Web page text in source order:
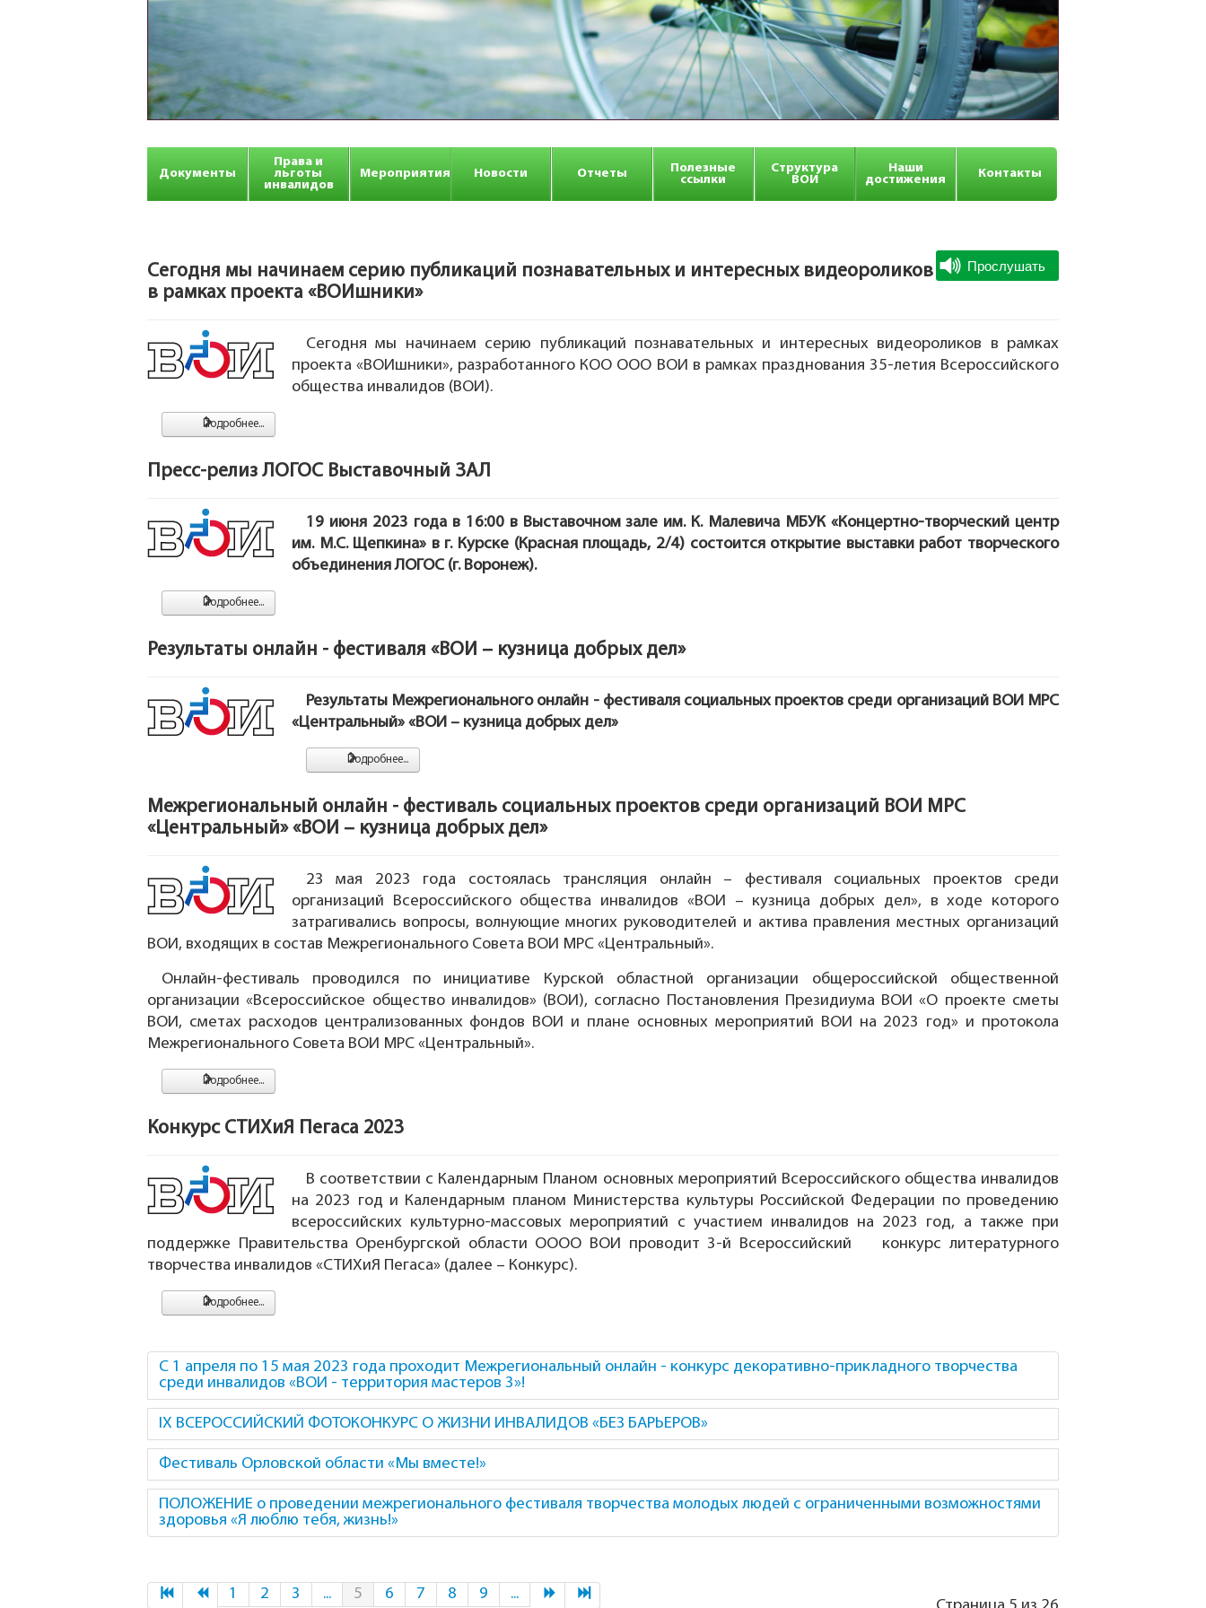
Документы
Права и
льготы
инвалидов
Мероприятия Новости Отчеты
Полезные
ссылки
Структура
ВОИ
Наши
достижения
Контакты
Сегодня мы начинаем серию публикаций познавательных и интересных видеороликов
в рамках проекта «ВОИшники»
Сегодня мы начинаем серию публикаций познавательных и интересных видеороликов в рамках
проекта «ВОИшники», разработанного КОО ООО ВОИ в рамках празднования 35-летия Всероссийского
общества инвалидов (ВОИ).
Подробнее...
Пресс-релиз ЛОГОС Выставочный ЗАЛ
19 июня 2023 года в 16:00 в Выставочном зале им. К. Малевича МБУК «Концертно-творческий центр
им. М.С. Щепкина» в г. Курске (Красная площадь, 2/4) состоится открытие выставки работ творческого
объединения ЛОГОС (г. Воронеж).
Подробнее...
Результаты онлайн - фестиваля «ВОИ – кузница добрых дел»
Результаты Межрегионального онлайн - фестиваля социальных проектов среди организаций ВОИ МРС
«Центральный» «ВОИ – кузница добрых дел»
Подробнее...
Межрегиональный онлайн - фестиваль социальных проектов среди организаций ВОИ МРС
«Центральный» «ВОИ – кузница добрых дел»
23 мая 2023 года состоялась трансляция онлайн – фестиваля социальных проектов среди
организаций Всероссийского общества инвалидов «ВОИ – кузница добрых дел», в ходе которого
затрагивались вопросы, волнующие многих руководителей и актива правления местных организаций
ВОИ, входящих в состав Межрегионального Совета ВОИ МРС «Центральный».
Онлайн-фестиваль проводился по инициативе Курской областной организации общероссийской общественной
организации «Всероссийское общество инвалидов» (ВОИ), согласно Постановления Президиума ВОИ «О проекте сметы
ВОИ, сметах расходов централизованных фондов ВОИ и плане основных мероприятий ВОИ на 2023 год» и протокола
Межрегионального Совета ВОИ МРС «Центральный».
Подробнее...
Конкурс СТИХиЯ Пегаса 2023
В соответствии с Календарным Планом основных мероприятий Всероссийского общества инвалидов
на 2023 год и Календарным планом Министерства культуры Российской Федерации по проведению
всероссийских культурно-массовых мероприятий с участием инвалидов на 2023 год, а также при
поддержке Правительства Оренбургской области ОООО ВОИ проводит 3-й Всероссийский конкурс литературного
творчества инвалидов «СТИХиЯ Пегаса» (далее – Конкурс).
Подробнее...
С 1 апреля по 15 мая 2023 года проходит Межрегиональный онлайн - конкурс декоративно-прикладного творчества
среди инвалидов «ВОИ - территория мастеров 3»!
IX ВСЕРОССИЙСКИЙ ФОТОКОНКУРС О ЖИЗНИ ИНВАЛИДОВ «БЕЗ БАРЬЕРОВ»
Фестиваль Орловской области «Мы вместе!»
ПОЛОЖЕНИЕ о проведении межрегионального фестиваля творчества молодых людей с ограниченными возможностями
здоровья «Я люблю тебя, жизнь!»
1 2 3 ... 5 6 7 8 9 ...